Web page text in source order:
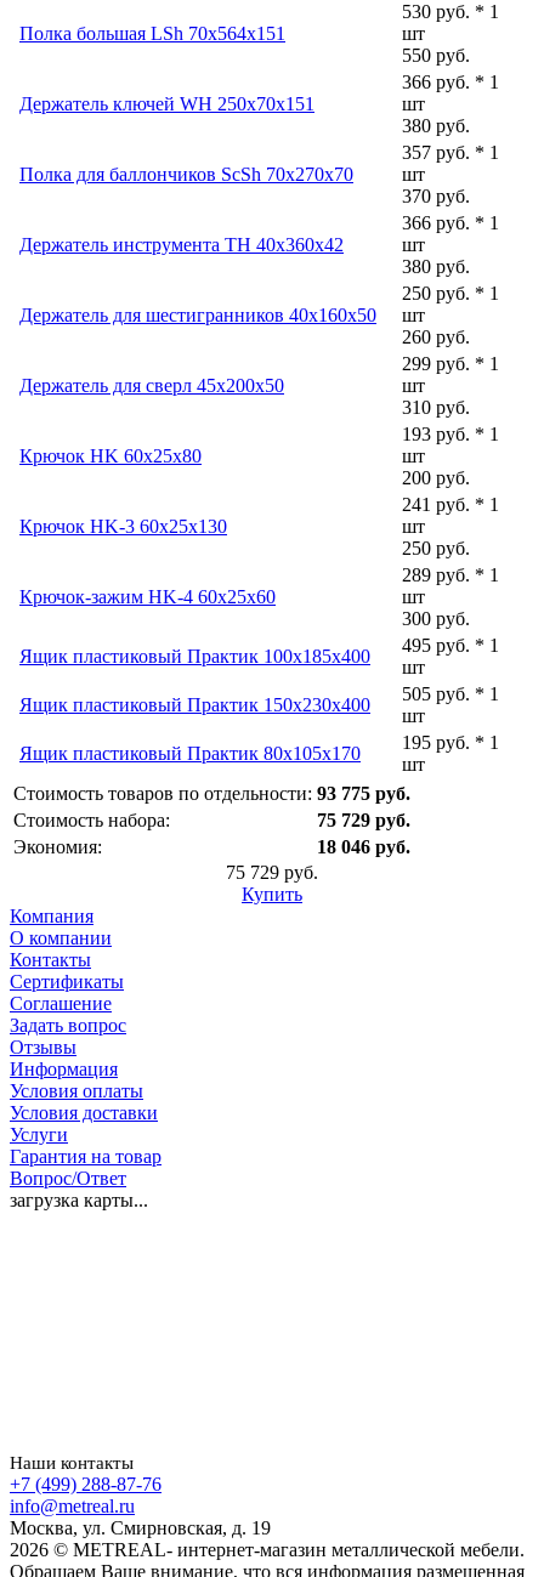
Полка большая LSh 70x564x151
530 руб. * 1
шт
550 руб.
Держатель ключей WH 250x70x151
366 руб. * 1
шт
380 руб.
Полка для баллончиков ScSh 70x270x70
357 руб. * 1
шт
370 руб.
Держатель инструмента TH 40x360x42
366 руб. * 1
шт
380 руб.
Держатель для шестигранников 40x160x50
250 руб. * 1
шт
260 руб.
Держатель для сверл 45x200x50
299 руб. * 1
шт
310 руб.
Крючок HK 60x25x80
193 руб. * 1
шт
200 руб.
Крючок HK-3 60x25x130
241 руб. * 1
шт
250 руб.
Крючок-зажим HK-4 60x25x60
289 руб. * 1
шт
300 руб.
Ящик пластиковый Практик 100x185x400
495 руб. * 1
шт
Ящик пластиковый Практик 150x230x400
505 руб. * 1
шт
Ящик пластиковый Практик 80x105x170
195 руб. * 1
шт
Стоимость товаров по отдельности: 93 775 руб.
Стоимость набора:
75 729 руб.
Экономия:
18 046 руб.
75 729 руб.
Купить
Компания
О компании
Контакты
Сертификаты
Соглашение
Задать вопрос
Отзывы
Информация
Условия оплаты
Условия доставки
Услуги
Гарантия на товар
Вопрос/Ответ
загрузка карты...
Наши контакты
+7 (499) 288-87-76
info@metreal.ru
Москва, ул. Смирновская, д. 19
2026 © METREAL- интернет-магазин металлической мебели.
Обращаем Ваше внимание, что вся информация размещенная